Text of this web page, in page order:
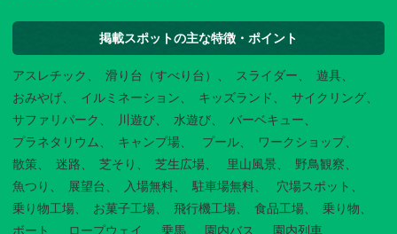
掲載スポットの主な特徴・ポイント
アスレチック 滑り台（すべり台） スライダー
遊具
おみやげ
イルミネーション キッズランド
サイクリング
サファリパーク
川遊び 水遊び
バーベキュー
プラネタリウム
キャンプ場 プール
ワークショップ
散策
迷路 芝そり 芝生広場 里山風景
野鳥観察
魚つり
展望台 入場無料 駐車場無料
穴場スポット
乗り物工場
お菓子工場 飛行機工場 食品工場
乗り物
ボート
ロープウェイ 乗馬 園内バス 園内列車